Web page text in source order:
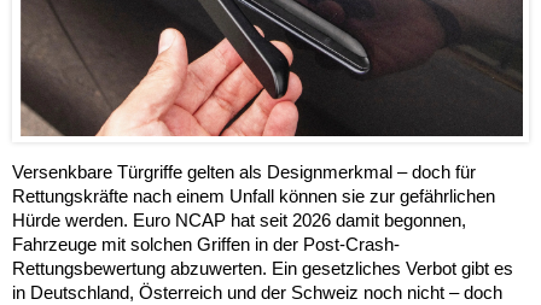
Versenkbare Türgriffe gelten als Designmerkmal – doch für
Rettungskräfte nach einem Unfall können sie zur gefährlichen
Hürde werden. Euro NCAP hat seit 2026 damit begonnen,
Fahrzeuge mit solchen Griffen in der Post-Crash-
Rettungsbewertung abzuwerten. Ein gesetzliches Verbot gibt es
in Deutschland, Österreich und der Schweiz noch nicht – doch